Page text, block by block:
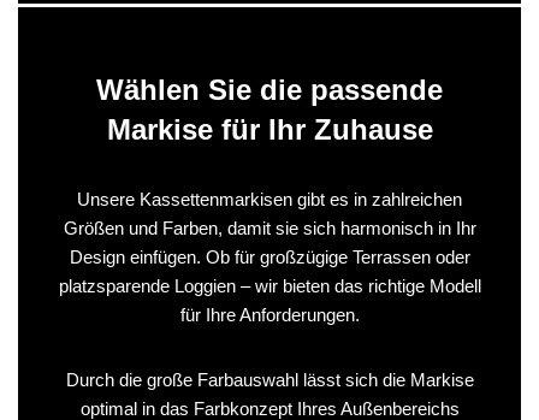
Wählen Sie die passende
Markise für Ihr Zuhause
Unsere Kassettenmarkisen gibt es in zahlreichen
Größen und Farben, damit sie sich harmonisch in Ihr
Design einfügen. Ob für großzügige Terrassen oder
platzsparende Loggien – wir bieten das richtige Modell
für Ihre Anforderungen.
Durch die große Farbauswahl lässt sich die Markise
optimal in das Farbkonzept Ihres Außenbereichs